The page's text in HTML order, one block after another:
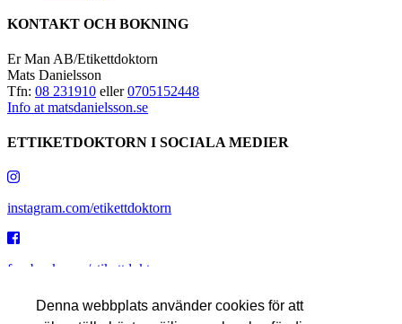
Denna webbplats använder cookies för att
KONTAKT OCH BOKNING
Er Man AB/Etikettdoktorn
Mats Danielsson
Tfn: 08 231910 eller0705152448
Info at matsdanielsson.se
ETTIKETDOKTORN I SOCIALA MEDIER
instagram.com/etikettdoktorn
facebook.com/etikettdoktorn